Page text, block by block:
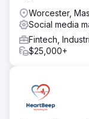
Worcester,
Social media
Fintech,
$25,000+